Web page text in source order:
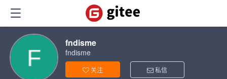
fndisme
fndisme
关注 私信